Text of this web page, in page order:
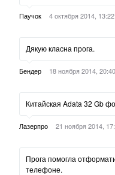
Паучок 4 октября 2014, 13:22
Дякую класна прога.
Бендер 18 ноября 2014, 20:40
Китайская Adata 32 Gb
Лазерпро 21 ноября 2014,
Прога помогла
телефоне.